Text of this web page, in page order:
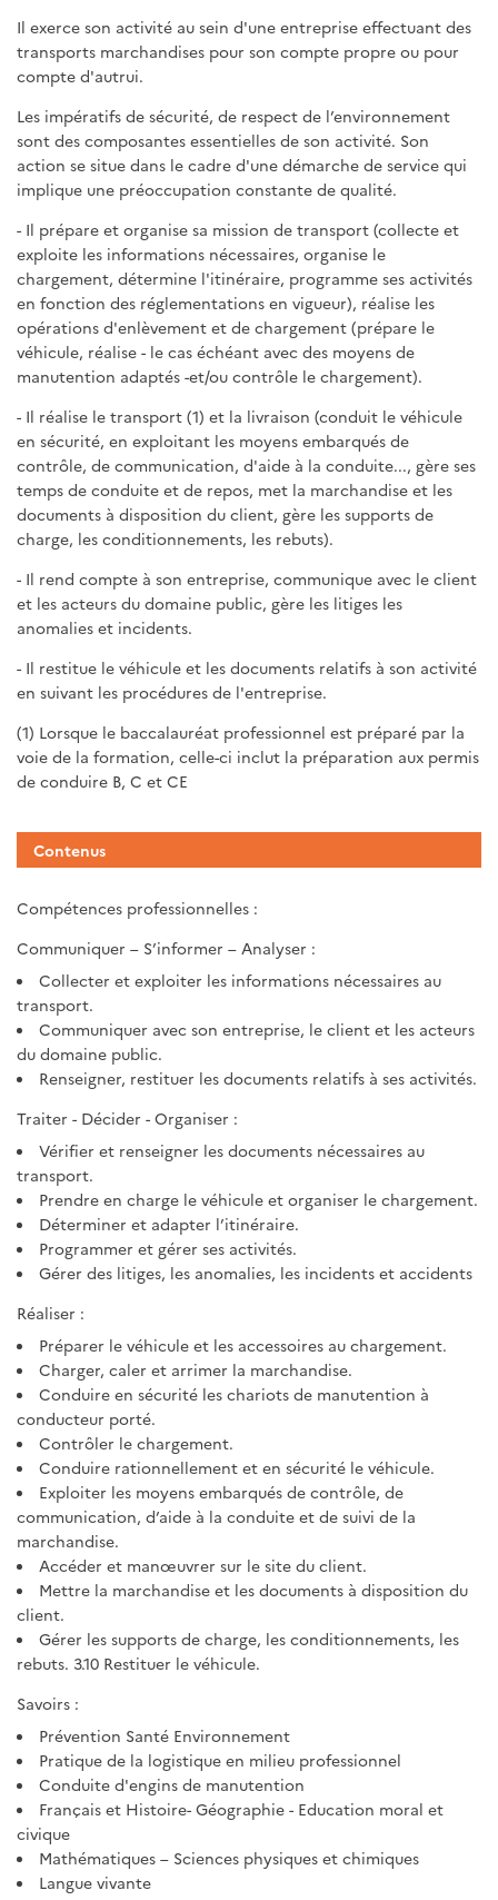
Il exerce son activité au sein d'une entreprise effectuant des
transports marchandises pour son compte propre ou pour
compte d'autrui.
Les impératifs de sécurité, de respect de l’environnement
sont des composantes essentielles de son activité. Son
action se situe dans le cadre d'une démarche de service qui
implique une préoccupation constante de qualité.
- Il prépare et organise sa mission de transport (collecte et
exploite les informations nécessaires, organise le
chargement, détermine l'itinéraire, programme ses activités
en fonction des réglementations en vigueur), réalise les
opérations d'enlèvement et de chargement (prépare le
véhicule, réalise - le cas échéant avec des moyens de
manutention adaptés -et/ou contrôle le chargement).
- Il réalise le transport (1) et la livraison (conduit le véhicule
en sécurité, en exploitant les moyens embarqués de
contrôle, de communication, d'aide à la conduite..., gère ses
temps de conduite et de repos, met la marchandise et les
documents à disposition du client, gère les supports de
charge, les conditionnements, les rebuts).
- Il rend compte à son entreprise, communique avec le client
et les acteurs du domaine public, gère les litiges les
anomalies et incidents.
- Il restitue le véhicule et les documents relatifs à son activité
en suivant les procédures de l'entreprise.
(1) Lorsque le baccalauréat professionnel est préparé par la
voie de la formation, celle-ci inclut la préparation aux permis
de conduire B, C et CE
Contenus
Compétences professionnelles :
Communiquer – S’informer – Analyser :
Collecter et exploiter les informations nécessaires au
transport.
Communiquer avec son entreprise, le client et les acteurs
du domaine public.
Renseigner, restituer les documents relatifs à ses activités.
Traiter - Décider - Organiser :
Vérifier et renseigner les documents nécessaires au
transport.
Prendre en charge le véhicule et organiser le chargement.
Déterminer et adapter l’itinéraire.
Programmer et gérer ses activités.
Gérer des litiges, les anomalies, les incidents et accidents
Réaliser :
Préparer le véhicule et les accessoires au chargement.
Charger, caler et arrimer la marchandise.
Conduire en sécurité les chariots de manutention à
conducteur porté.
Contrôler le chargement.
Conduire rationnellement et en sécurité le véhicule.
Exploiter les moyens embarqués de contrôle, de
communication, d’aide à la conduite et de suivi de la
marchandise.
Accéder et manœuvrer sur le site du client.
Mettre la marchandise et les documents à disposition du
client.
Gérer les supports de charge, les conditionnements, les
rebuts. 3.10 Restituer le véhicule.
Savoirs :
Prévention Santé Environnement
Pratique de la logistique en milieu professionnel
Conduite d'engins de manutention
Français et Histoire- Géographie - Education moral et
civique
Mathématiques – Sciences physiques et chimiques
Langue vivante